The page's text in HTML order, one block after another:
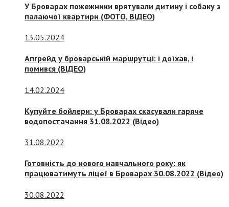
У Броварах пожежники врятували дитину і собаку з
палаючої квартири (ФОТО, ВІДЕО)
13.05.2024
Апгрейд у броварській маршрутці: і доїхав, і
помився (ВІДЕО)
14.02.2024
Купуйте бойлери: у Броварах скасували гаряче
водопостачання 31.08.2022 (Відео)
31.08.2022
Готовність до нового навчального року: як
працюватимуть ліцеї в Броварах 30.08.2022 (Відео)
30.08.2022